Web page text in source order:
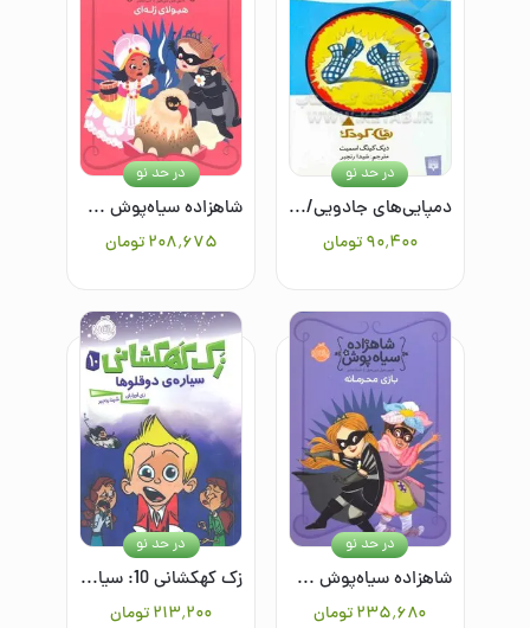
دمپایی‌های جادویی/رمان 8
۹۰٬۴۰۰ تومان
در حد نو
شاهزاده سیاه‌پوش 6: هیولای ژله‌ای
۲۰۸٬۶۷۵تومان
در حد نو
شاهزاده سیاه‌پوش 5: بازی محرمانه
۲۳۵٬۶۸۰تومان
در حد نو
زک کهکشانی 10: سیاره ی دوقلوها
۲۱۳٬۲۰۰تومان
در حد نو